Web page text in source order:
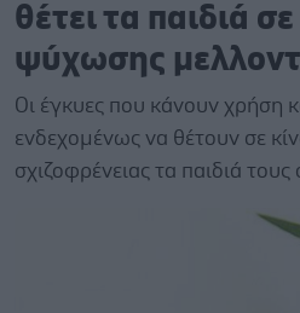
θέτει τα παιδιά
ψύχωσης
Οι έγκυες που κάνουν χρήση
ενδεχομένως να θέτουν σε
σχιζοφρένειας τα παιδιά τους